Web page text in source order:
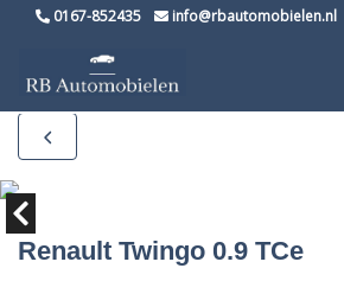
0167-852435 info@rbautomobielen.nl
Renault Twingo 0.9 TCe